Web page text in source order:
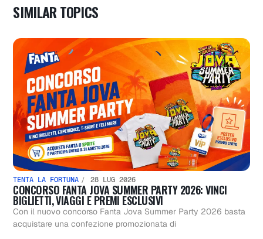
SIMILAR TOPICS
TENTA LA FORTUNA 28 LUG 2026
CONCORSO FANTA JOVA SUMMER PARTY 2026: VINCI
BIGLIETTI, VIAGGI E PREMI ESCLUSIVI
Con il nuovo concorso Fanta Jova Summer Party 2026 basta
acquistare una confezione promozionata di